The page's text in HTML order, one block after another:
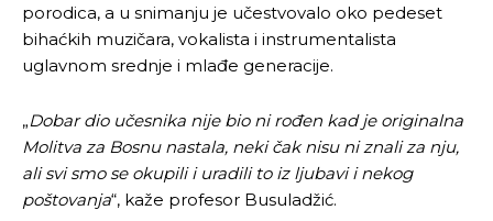
porodica, a u snimanju je učestvovalo oko pedeset
bihaćkih muzičara, vokalista i instrumentalista
uglavnom srednje i mlađe generacije.
„Dobar dio učesnika nije bio ni rođen kad je originalna
Molitva za Bosnu nastala, neki čak nisu ni znali za nju,
ali svi smo se okupili i uradili to iz ljubavi i nekog
poštovanja“, kaže profesor Busuladžić.